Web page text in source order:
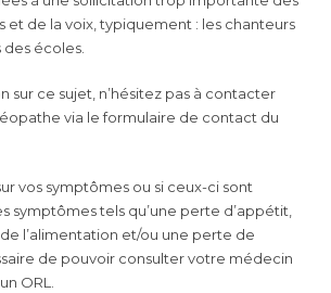
et de la voix, typiquement : les chanteurs
des écoles.
sur ce sujet, n’hésitez pas à contacter
via le formulaire de contact du
vos symptômes ou si ceux-ci sont
symptômes tels qu’une perte d’appétit,
l’alimentation et/ou une perte de
de pouvoir consulter votre médecin
ORL.